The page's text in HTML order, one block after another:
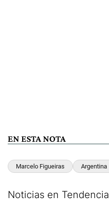
EN ESTA NOTA
Marcelo Figueiras Argentina
Noticias en Tendencia